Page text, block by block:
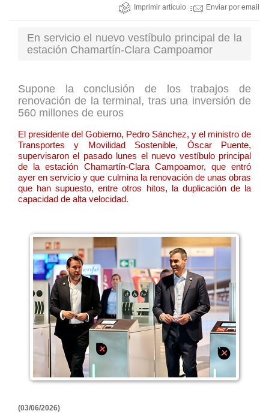
Imprimir artículo Enviar por email
En servicio el nuevo vestíbulo principal de la
estación Chamartín-Clara Campoamor
Supone la conclusión de los trabajos de
renovación de la terminal, tras una inversión de
560 millones de euros
El presidente del Gobierno, Pedro Sánchez, y el ministro de
Transportes y Movilidad Sostenible, Óscar Puente,
supervisaron el pasado lunes el nuevo vestíbulo principal
de la estación Chamartín-Clara Campoamor, que entró
ayer en servicio y que culmina la renovación de unas obras
que han supuesto, entre otros hitos, la duplicación de la
capacidad de alta velocidad.
(03/06/2026)